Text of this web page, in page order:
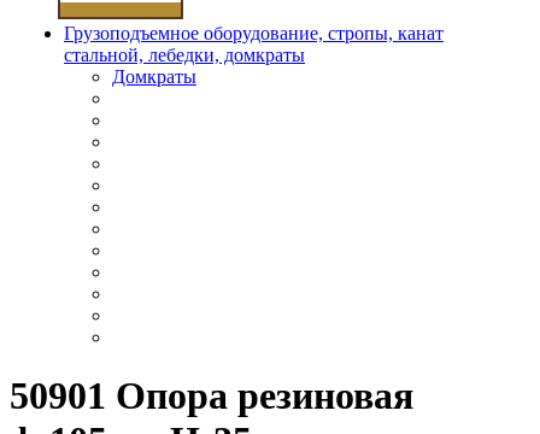
Грузоподъемное оборудование, стропы, канат
стальной, лебедки, домкраты
Домкраты
50901 Опора резиновая